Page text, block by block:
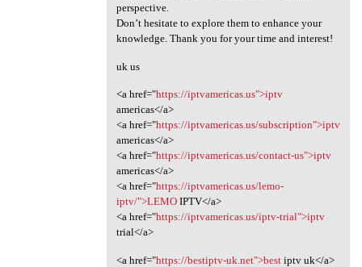
perspective.
Don’t hesitate to explore them to enhance your
knowledge. Thank you for your time and interest!
uk us
<a href="https://iptvamericas.us">iptv
americas</a>
<a href="https://iptvamericas.us/subscription">iptv
americas</a>
<a href="https://iptvamericas.us/contact-us">iptv
americas</a>
<a href="https://iptvamericas.us/lemo-
iptv/">LEMOIPTV</a>
<a href="https://iptvamericas.us/iptv-trial">iptv
trial</a>
<a href="https://bestiptv-uk.net">bestiptv uk</a>